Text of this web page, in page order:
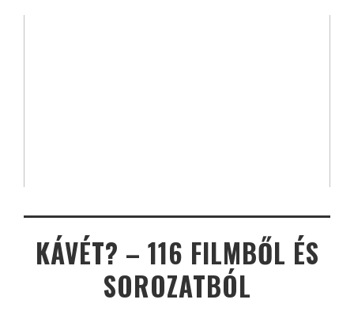
KÁVÉT? – 116 FILMBŐL ÉS
SOROZATBÓL